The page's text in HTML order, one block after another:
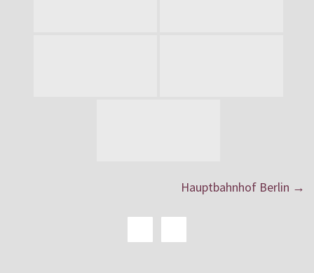
Hauptbahnhof Berlin →